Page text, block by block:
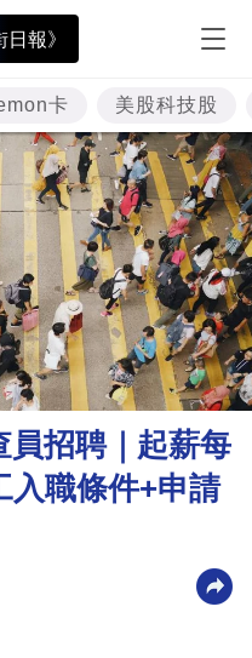
報》
卡 美股科技股
招聘｜起薪每
入職條件+申請